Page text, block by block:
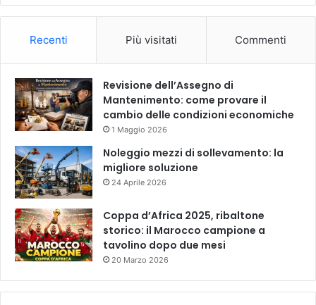
Recenti Più visitati Commenti
Revisione dell’Assegno di
Mantenimento: come provare il
cambio delle condizioni economiche
1 Maggio 2026
Noleggio mezzi di sollevamento: la
migliore soluzione
24 Aprile 2026
Coppa d’Africa 2025, ribaltone
storico: il Marocco campione a
tavolino dopo due mesi
20 Marzo 2026